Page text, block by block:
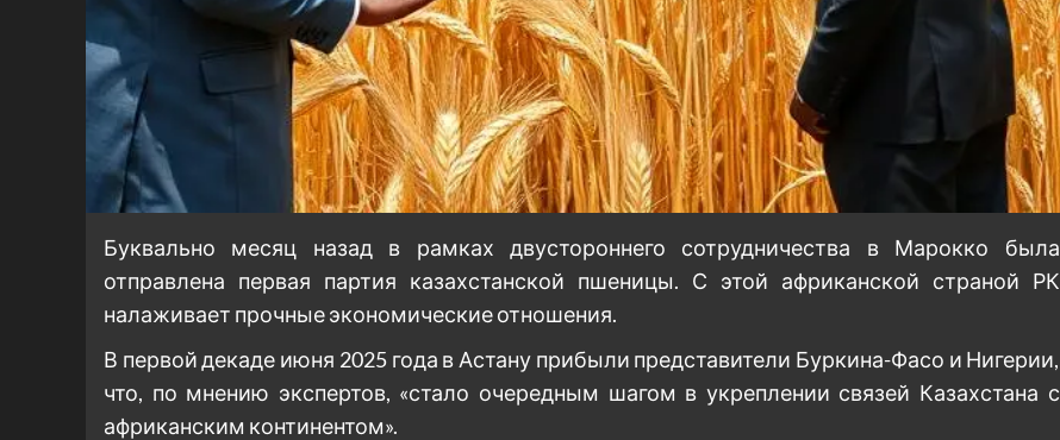
Буквально месяц назад в рамках двустороннего сотрудничества в Марокко была
отправлена первая партия казахстанской пшеницы. С этой африканской страной РК
налаживает прочные экономические отношения.
В первой декаде июня 2025 года в Астану прибыли представители Буркина-Фасо и Нигерии,
что, по мнению экспертов, «стало очередным шагом в укреплении связей Казахстана с
африканским континентом».